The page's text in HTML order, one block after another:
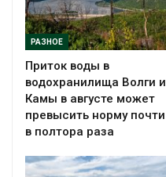
РАЗНОЕ
Приток воды в
водохранилища Волги и
Камы в августе может
превысить норму почти
в полтора раза